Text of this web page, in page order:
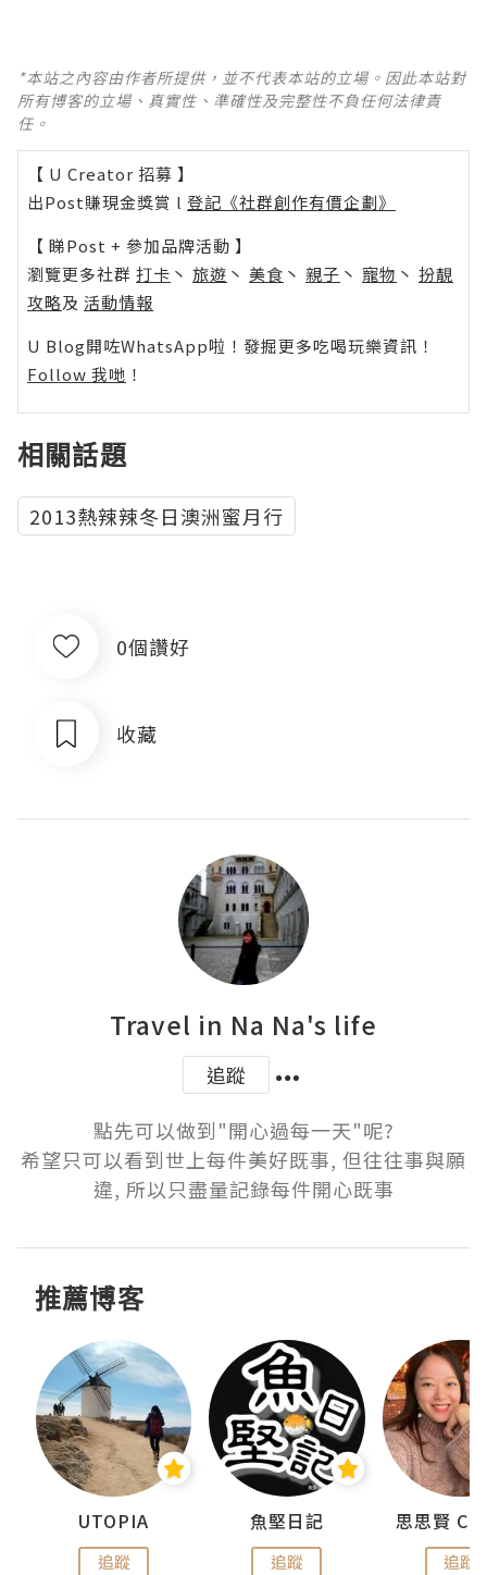
*本站之內容由作者所提供，並不代表本站的立場。因此本站對
所有博客的立場、真實性、準確性及完整性不負任何法律責
任。
【 U Creator 招募 】
出Post賺現金獎賞 l 登記《社群創作有價企劃》
【 睇Post + 參加品牌活動 】
瀏覽更多社群 打卡 丶 旅遊 丶 美食 丶 親子 丶 寵物 丶 扮靚
攻略及 活動情報
U Blog開咗WhatsApp啦！發掘更多吃喝玩樂資訊！
Follow 我哋 ！
相關話題
2013熱辣辣冬日澳洲蜜月行
0個讚好
收藏
Travel in Na Na's life
追蹤
點先可以做到"開心過每一天"呢?
希望只可以看到世上每件美好既事, 但往往事與願
違, 所以只盡量記錄每件開心既事
推薦博客
UTOPIA
追蹤
魚堅日記
追蹤 追蹤